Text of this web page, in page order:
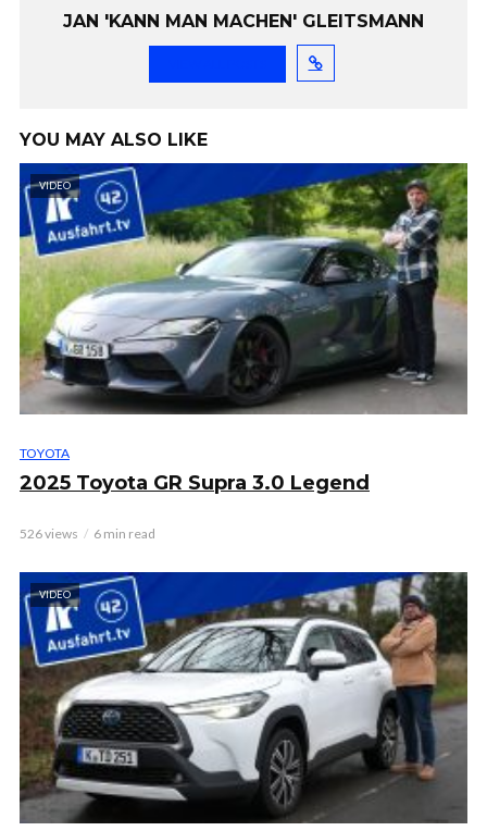
JAN 'KANN MAN MACHEN' GLEITSMANN
YOU MAY ALSO LIKE
VIDEO
TOYOTA
2025 Toyota GR Supra 3.0 Legend
526 views 6 min read
VIDEO